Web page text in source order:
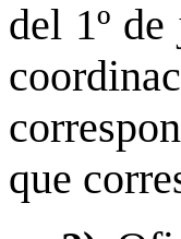
del 1º
que